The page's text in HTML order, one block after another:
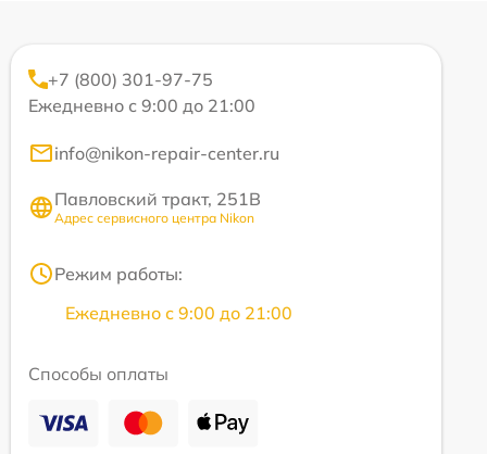
+7 (800) 301-97-75
Ежедневно с 9:00 до 21:00
info@nikon-repair-center.ru
Павловский тракт, 251В
Адрес сервисного центра Nikon
Режим работы:
Ежедневно с 9:00 до 21:00
Способы оплаты